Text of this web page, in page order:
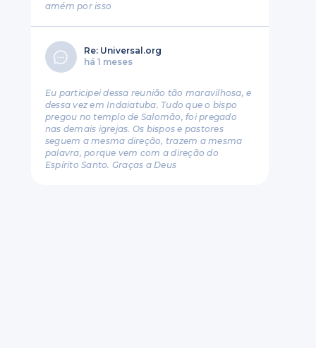
amém por isso
Re: Universal.org
há 1 meses
Eu participei dessa reunião tão maravilhosa, e
dessa vez em Indaiatuba. Tudo que o bispo
pregou no templo de Salomão, foi pregado
nas demais igrejas. Os bispos e pastores
seguem a mesma direção, trazem a mesma
palavra, porque vem com a direção do
Espírito Santo. Graças a Deus